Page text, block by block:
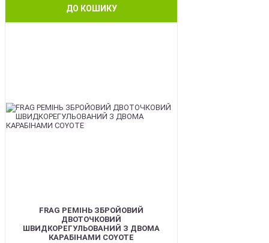
ДО КОШИКУ
FRAG РЕМІНЬ ЗБРОЙОВИЙ
ДВОТОЧКОВИЙ
ШВИДКОРЕГУЛЬОВАНИЙ З ДВОМА
КАРАБІНАМИ COYOTE